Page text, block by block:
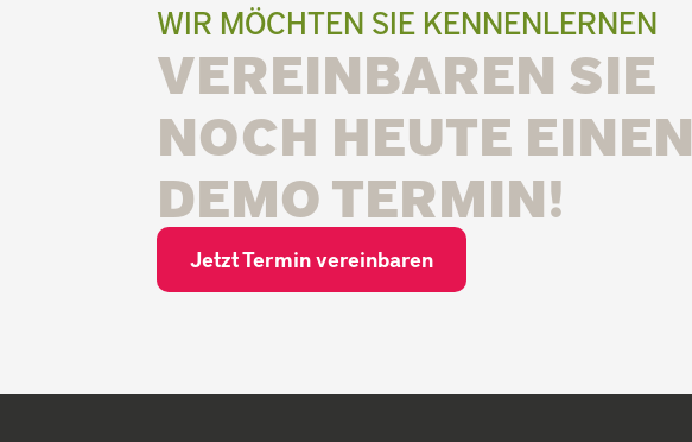
WIR MÖCHTEN SIE KENNENLERNEN
VEREINBAREN SIE
NOCH HEUTE EINEN
DEMO TERMIN!
Jetzt Termin vereinbaren